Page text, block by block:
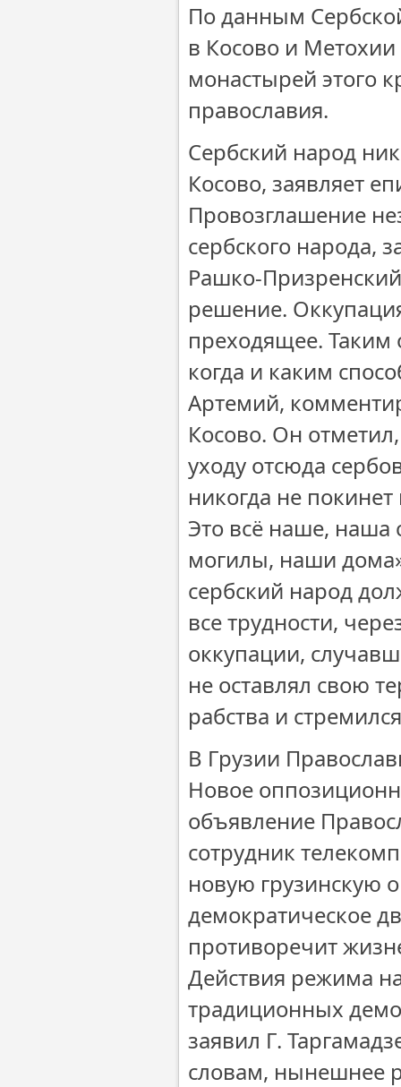
По данным
в Косово и
монастырей этого
православия.
Сербский народ
Косово, заявляет
Провозглашение
сербского народа,
Рашко-
решение.
преходящее. Таким
когда и каким
Артемий,
Косово. Он
уходу отсюда
никогда не
Это всё наше, наша
могилы, наши
сербский народ
все трудности,
оккупации,
не оставлял свою
рабства и
В Грузии
Новое
объявление
сотрудник
новую грузинскую
демократическое
противоречит
Действия режима
традиционных
заявил Г.
словам, нынешнее